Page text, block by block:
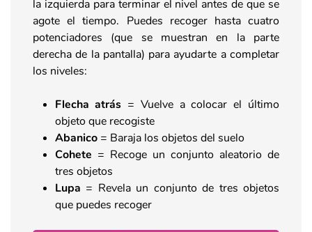
la izquierda para terminar el nivel antes de que se
agote el tiempo. Puedes recoger hasta cuatro
potenciadores (que se muestran en la parte
derecha de la pantalla) para ayudarte a completar
los niveles:
Flecha atrás = Vuelve a colocar el último
objeto que recogiste
Abanico = Baraja los objetos del suelo
Cohete = Recoge un conjunto aleatorio de
tres objetos
Lupa = Revela un conjunto de tres objetos
que puedes recoger